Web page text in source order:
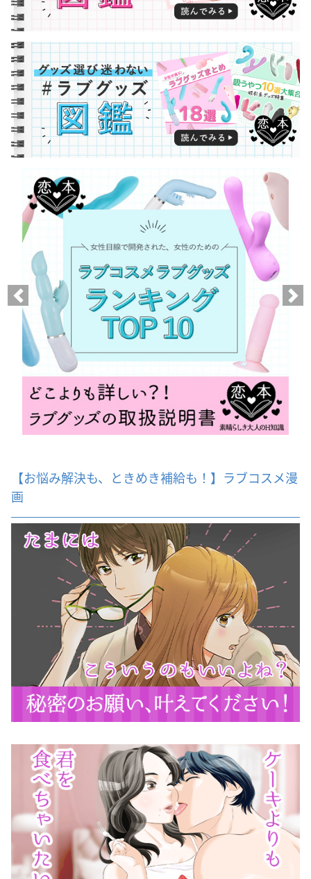
【お悩み解決も、ときめき補給も！】ラブコスメ漫
画